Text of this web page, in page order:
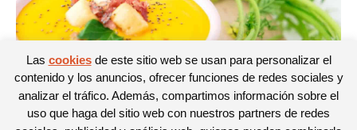
Recetas saludables
Crema de verduras fría o caliente
Noelia - 07/09/2015
Las cookiesde este sitio web se usan para personalizar el
contenido y los anuncios, ofrecer funciones de redes sociales y
analizar el tráfico. Además, compartimos información sobre el
uso que haga del sitio web con nuestros partners de redes